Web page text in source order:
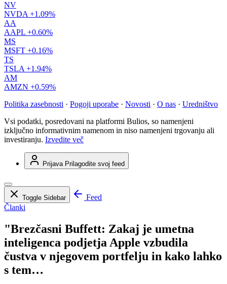
NV
NVDA +1.09%
AA
AAPL +0.60%
MS
MSFT +0.16%
TS
TSLA +1.94%
AM
AMZN +0.59%
Politika zasebnosti · Pogoji uporabe · Novosti · O nas · Uredništvo
Vsi podatki, posredovani na platformi Bulios, so namenjeni
izključno informativnim namenom in niso namenjeni trgovanju ali
investiranju. Izvedite več
Prijava Prilagodite svoj feed
Toggle Sidebar
Feed
Članki
"Brezčasni Buffett: Zakaj je umetna
inteligenca podjetja Apple vzbudila
čustva v njegovem portfelju in kako lahko
s tem…